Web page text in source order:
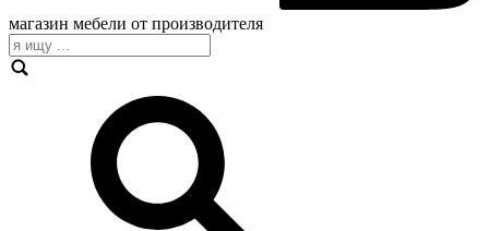
магазин мебели от производителя